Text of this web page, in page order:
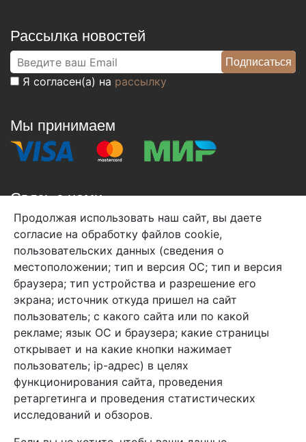
Рассылка новостей
Я согласен(а) на рассылку
Мы принимаем
Связь с нами
+7 (495) 933-38-08
info@arben-textile.ru- оптовые продажи
Арбен текстиль г. Щелково, пер.
1-й Советский д.25, владение 2.
Мы в соц. сетях
Продолжая использовать наш сайт, вы даете
согласие на обработку файлов cookie,
пользовательских данных (сведения о
местоположении; тип и версия ОС; тип и версия
браузера; тип устройства и разрешение его
экрана; источник откуда пришел на сайт
пользователь; с какого сайта или по какой
рекламе; язык ОС и браузера; какие страницы
открывает и на какие кнопки нажимает
пользователь; ip-адрес) в целях
функционирования сайта, проведения
ретаргетинга и проведения статистических
исследований и обзоров.